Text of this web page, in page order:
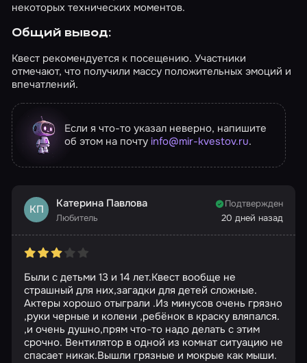
некоторых технических моментов.
Общий вывод:
Квест рекомендуется к посещению. Участники
отмечают, что получили массу положительных эмоций и
впечатлений.
Если я что-то указал неверно, напишите
об этом на почту info@mir-kvestov.ru.
КП Катерина Павлова
Любитель
Подтвержден
20 дней назад
Были с детьми 13 и 14 лет.Квест вообще не
страшный для них,загадки для детей сложные.
Актеры хорошо отыграли .Из минусов очень грязно
,руки черные и колени ,ребёнок в краску вляпался.
,и очень душно,прям что-то надо делать с этим
срочно. Вентилятор в одной из комнат ситуацию не
спасает никак.Вышли грязные и мокрые как мыши.